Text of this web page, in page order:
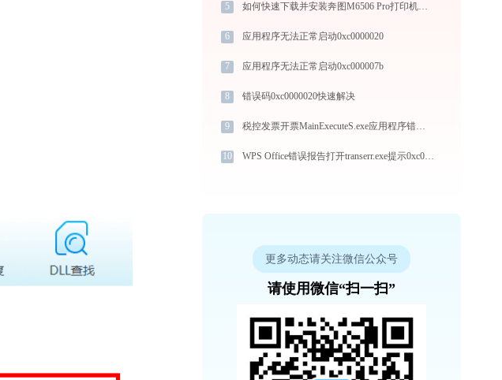
5 如何快速下载并安装奔图M6506 Pro打印机驱动：详细步骤解析
6 应用程序无法正常启动0xc0000020
7 应用程序无法正常启动0xc000007b
8 错误码0xc0000020快速解决
9 税控发票开票MainExecuteS.exe应用程序错误0xc000000d解决方法
10 WPS Office错误报告打开transerr.exe提示0xc000000d错误码怎么办
更多动态请关注微信公众号
请使用微信“扫一扫”